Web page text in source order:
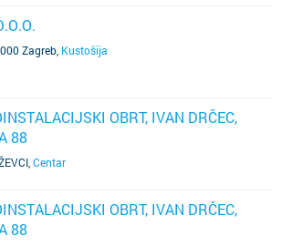
Zagreb Kustošija
OBRT, IVAN DRČEC,
88
Centar
OBRT, IVAN DRČEC,
88